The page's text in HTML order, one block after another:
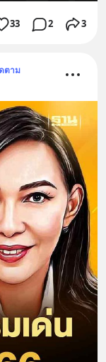
33 2 3
ตาม